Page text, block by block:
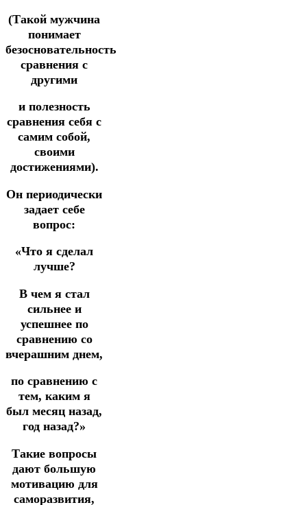
(Такой мужчина
понимает
безосновательность
сравнения с
другими
и полезность
сравнения себя с
самим собой,
своими
достижениями).
Он периодически
задает себе
вопрос:
«Что я сделал
лучше?
В чем я стал
сильнее и
успешнее по
сравнению со
вчерашним днем,
по сравнению с
тем, каким я
был месяц назад,
год назад?»
Такие вопросы
дают большую
мотивацию для
саморазвития,